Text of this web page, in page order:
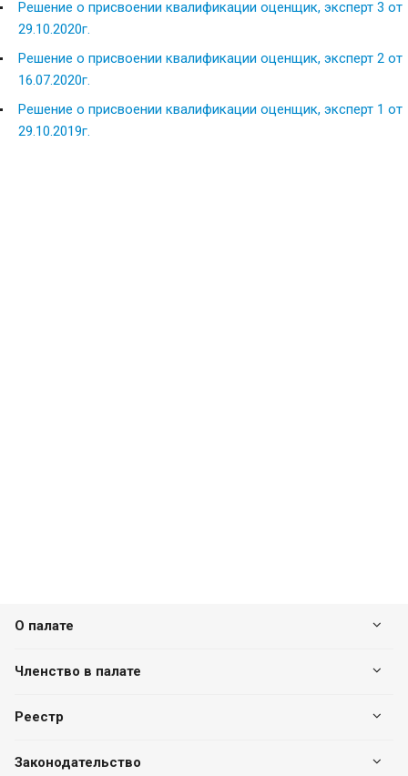
Решение о присвоении квалификации оценщик, эксперт 3 от
29.10.2020г.
Решение о присвоении квалификации оценщик, эксперт 2 от
16.07.2020г.
Решение о присвоении квалификации оценщик, эксперт 1 от
29.10.2019г.
О палате
Членство в палате
Реестр
Законодательство